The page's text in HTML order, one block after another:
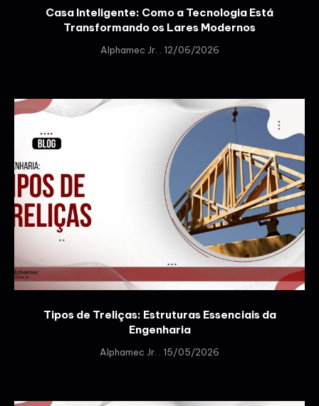
Casa Inteligente: Como a Tecnologia Está
Transformando os Lares Modernos
Alphamec Jr. 12/06/2026
Tipos de Treliças: Estruturas Essenciais da
Engenharia
Alphamec Jr. 15/05/2026